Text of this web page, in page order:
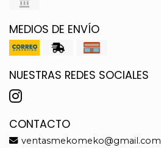
MEDIOS DE ENVÍO
NUESTRAS REDES SOCIALES
CONTACTO
ventasmekomeko@gmail.com